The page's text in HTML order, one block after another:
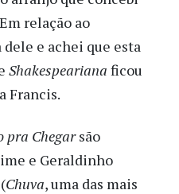
relação ao
dele e achei que esta
Shakespeariana ficou
Francis.
pra Chegarsão
e Geraldinho
Chuva, uma das mais